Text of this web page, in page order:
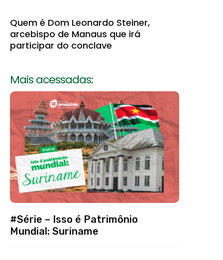
Quem é Dom Leonardo Steiner,
arcebispo de Manaus que irá
participar do conclave
Mais acessadas:
#Série – Isso é Patrimônio
Mundial: Suriname